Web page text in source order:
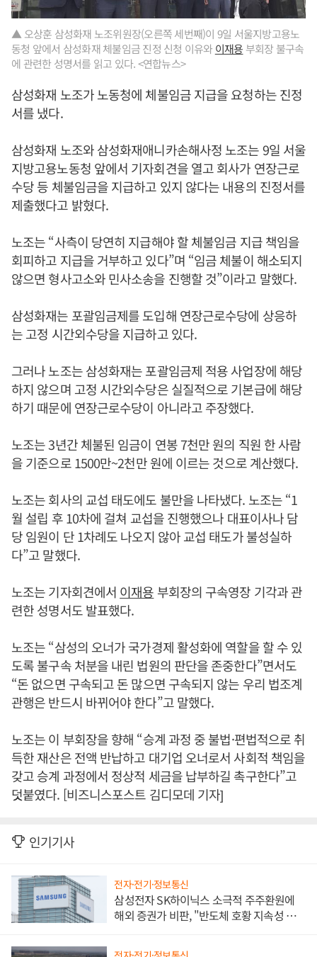
▲ 오상훈 삼성화재 노조위원장(오른쪽 세번째)이 9일 서울지방고용노
동청 앞에서 삼성화재 체불임금 진정 신청 이유와이재용 부회장 불구속
에 관련한 성명서를 읽고 있다. <연합뉴스>
삼성화재 노조가 노동청에 체불임금 지급을 요청하는 진정
서를 냈다.
삼성화재 노조와 삼성화재애니카손해사정 노조는 9일 서울
지방고용노동청 앞에서 기자회견을 열고 회사가 연장근로
수당 등 체불임금을 지급하고 있지 않다는 내용의 진정서를
제출했다고 밝혔다.
노조는 “사측이 당연히 지급해야 할 체불임금 지급 책임을
회피하고 지급을 거부하고 있다”며 “임금 체불이 해소되지
않으면 형사고소와 민사소송을 진행할 것”이라고 말했다.
삼성화재는 포괄임금제를 도입해 연장근로수당에 상응하
는 고정 시간외수당을 지급하고 있다.
그러나 노조는 삼성화재는 포괄임금제 적용 사업장에 해당
하지 않으며 고정 시간외수당은 실질적으로 기본급에 해당
하기 때문에 연장근로수당이 아니라고 주장했다.
노조는 3년간 체불된 임금이 연봉 7천만 원의 직원 한 사람
을 기준으로 1500만~2천만 원에 이르는 것으로 계산했다.
노조는 회사의 교섭 태도에도 불만을 나타냈다. 노조는 “1
월 설립 후 10차에 걸쳐 교섭을 진행했으나 대표이사나 담
당 임원이 단 1차례도 나오지 않아 교섭 태도가 불성실하
다”고 말했다.
노조는 기자회견에서 이재용부회장의 구속영장 기각과 관
련한 성명서도 발표했다.
노조는 “삼성의 오너가 국가경제 활성화에 역할을 할 수 있
도록 불구속 처분을 내린 법원의 판단을 존중한다”면서도
“돈 없으면 구속되고 돈 많으면 구속되지 않는 우리 법조계
관행은 반드시 바뀌어야 한다”고 말했다.
노조는 이 부회장을 향해 “승계 과정 중 불법·편법적으로 취
득한 재산은 전액 반납하고 대기업 오너로서 사회적 책임을
갖고 승계 과정에서 정상적 세금을 납부하길 촉구한다”고
덧붙였다. [비즈니스포스트 김디모데 기자]
인기기사
전자·전기·정보통신
삼성전자 SK하이닉스 소극적 주주환원에
해외 증권가 비판, "반도체 호황 지속성 의